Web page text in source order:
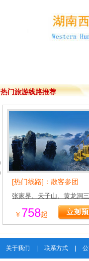
热门旅游线路推荐
[热门线路]：散客参团
张家界、天子山、黄龙洞
￥ 758起
关于我们 联系方式